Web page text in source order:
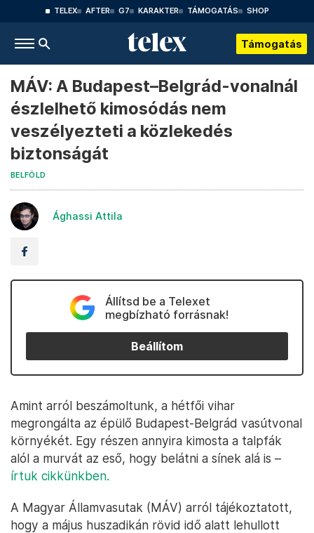
TELEX AFTER G7 KARAKTER TÁMOGATÁS SHOP
Támogatás
MÁV: A Budapest–Belgrád-vonalnál
észlelhető kimosódás nem
veszélyezteti a közlekedés
biztonságát
BELFÖLD
Ághassi Attila
Állítsd be a Telexet
megbízható forrásnak!
Beállítom
Amint arról beszámoltunk, a hétfői vihar
megrongálta az épülő Budapest-Belgrád vasútvonal
környékét. Egy részen annyira kimosta a talpfák
alól a murvát az eső, hogy belátni a sínek alá is –
írtuk cikkünkben.
A Magyar Államvasutak (MÁV) arról tájékoztatott,
hogy a május huszadikán rövid idő alatt lehullott